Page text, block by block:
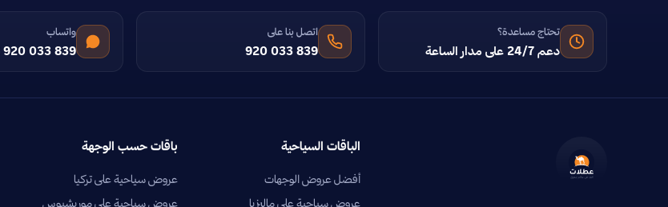
تحتاج مساعدة؟
دعم 24/7 على مدار الساعة
اتصل بنا على
920 033 839
واتساب
920 033 839
الباقات السياحية
أفضل عروض الوجهات
عروض سياحية على ماليزيا
باقات حسب الوجهة
عروض سياحية على تركيا
عروض سياحية على موريشيوس